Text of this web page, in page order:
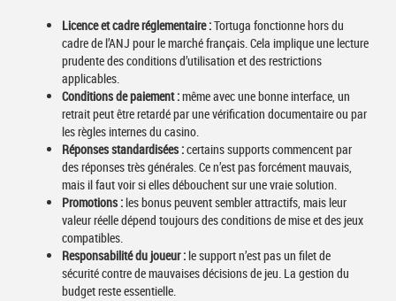
Licence et cadre réglementaire :Tortuga fonctionne hors du
cadre de l’ANJ pour le marché français. Cela implique une lecture
prudente des conditions d’utilisation et des restrictions
applicables.
Conditions de paiement :même avec une bonne interface, un
retrait peut être retardé par une vérification documentaire ou par
les règles internes du casino.
Réponses standardisées :certains supports commencent par
des réponses très générales. Ce n’est pas forcément mauvais,
mais il faut voir si elles débouchent sur une vraie solution.
Promotions :les bonus peuvent sembler attractifs, mais leur
valeur réelle dépend toujours des conditions de mise et des jeux
compatibles.
Responsabilité du joueur :le support n’est pas un filet de
sécurité contre de mauvaises décisions de jeu. La gestion du
budget reste essentielle.